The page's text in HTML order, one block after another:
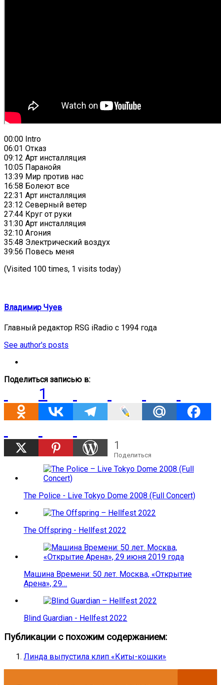
00:00 Intro
06:01 Отказ
09:12 Арт инсталляция
10:05 Паранойя
13:39 Мир против нас
16:58 Болеют все
22:31 Арт инсталляция
23:12 Северный ветер
27:44 Круг от руки
31:30 Арт инсталляция
32:10 Агония
35:48 Электрический воздух
39:56 Повесь меня
(Visited 100 times, 1 visits today)
Владимир Чуев
Главный редактор RSG iRadio с 1994 года
See author's posts
Поделиться записью в:
1
1
Поделиться
The Police - Live Tokyo Dome 2008 (Full Concert)
The Offspring - Hellfest 2022
Машина Времени: 50 лет. Москва, «Открытие
Арена», 29…
Blind Guardian - Hellfest 2022
Публикации с похожим содержанием:
Линда выпустила клип «Киты-кошки»